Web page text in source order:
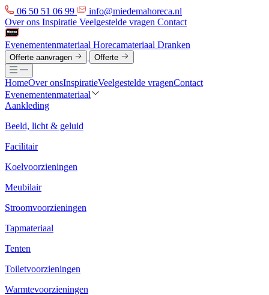
06 50 51 06 99
info@miedemahoreca.nl
Over ons Inspiratie Veelgestelde vragen Contact
Evenementenmateriaal Horecamateriaal Dranken
Offerte aanvragen Offerte
HomeOver onsInspiratieVeelgestelde vragenContact
Evenementenmateriaal
Aankleding
Beeld, licht & geluid
Facilitair
Koelvoorzieningen
Meubilair
Stroomvoorzieningen
Tapmateriaal
Tenten
Toiletvoorzieningen
Warmtevoorzieningen